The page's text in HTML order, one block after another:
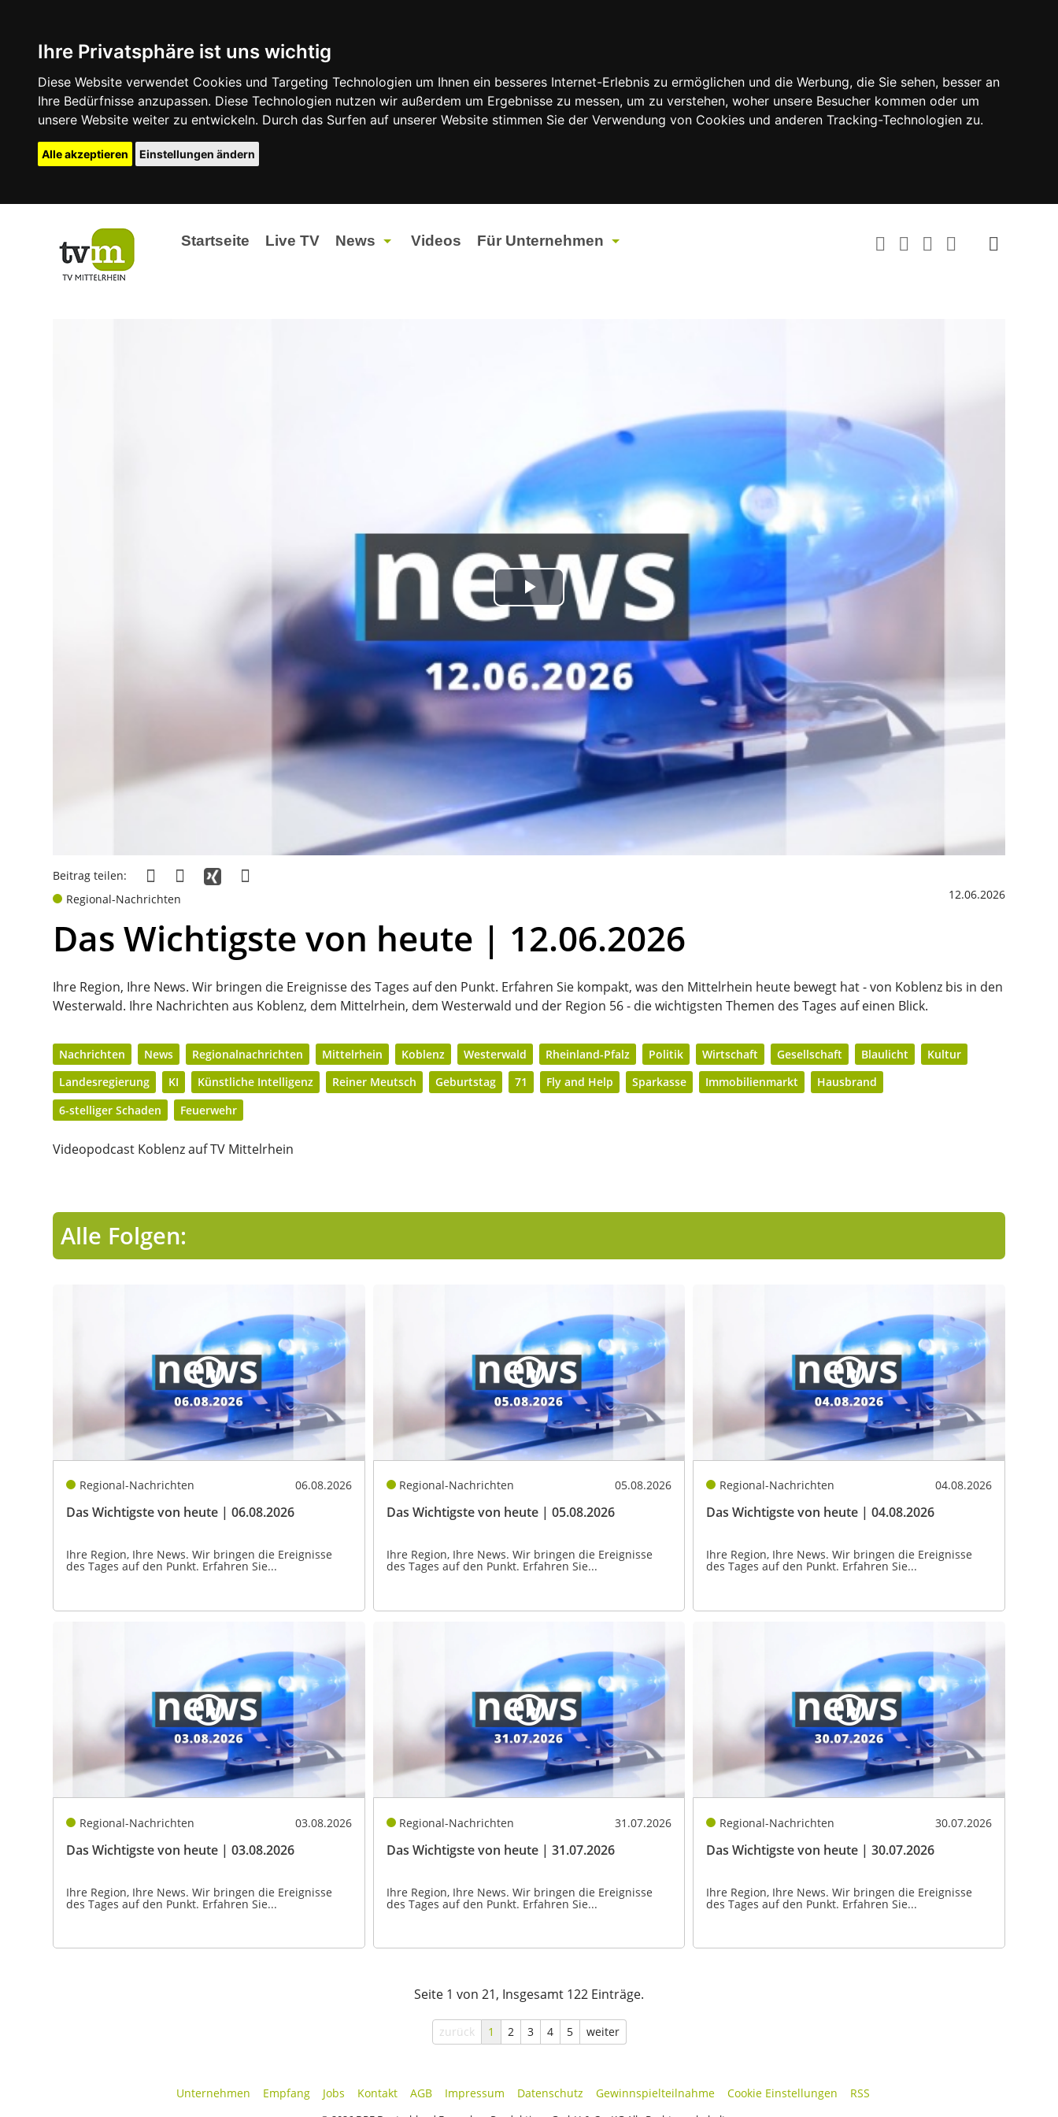
Ihre Privatsphäre ist uns wichtig
Diese Website verwendet Cookies und Targeting Technologien um Ihnen ein besseres Internet-Erlebnis zu ermöglichen und die Werbung, die Sie sehen, besser an
Ihre Bedürfnisse anzupassen. Diese Technologien nutzen wir außerdem um Ergebnisse zu messen, um zu verstehen, woher unsere Besucher kommen oder um
unsere Website weiter zu entwickeln. Durch das Surfen auf unserer Website stimmen Sie der Verwendung von Cookies und anderen Tracking-Technologien zu.
Alle akzeptieren Einstellungen ändern
Startseite Live TV News Videos Für Unternehmen
Play
Video
Beitrag teilen:
Regional-Nachrichten
12.06.2026
Das Wichtigste von heute | 12.06.2026
Ihre Region, Ihre News. Wir bringen die Ereignisse des Tages auf den Punkt. Erfahren Sie kompakt, was den Mittelrhein heute bewegt hat - von Koblenz bis in den
Westerwald. Ihre Nachrichten aus Koblenz, dem Mittelrhein, dem Westerwald und der Region 56 - die wichtigsten Themen des Tages auf einen Blick.
Nachrichten News Regionalnachrichten Mittelrhein Koblenz Westerwald Rheinland-Pfalz Politik Wirtschaft Gesellschaft Blaulicht
Kultur
Landesregierung
KI Künstliche Intelligenz Reiner Meutsch Geburtstag 71 Fly and Help Sparkasse Immobilienmarkt
Hausbrand
6-stelliger Schaden
Feuerwehr
Videopodcast Koblenz auf TV Mittelrhein
Alle Folgen:
Regional-Nachrichten 06.08.2026
Das Wichtigste von heute | 06.08.2026
Ihre Region, Ihre News. Wir bringen die Ereignisse
des Tages auf den Punkt. Erfahren Sie...
Regional-Nachrichten 05.08.2026
Das Wichtigste von heute | 05.08.2026
Ihre Region, Ihre News. Wir bringen die Ereignisse
des Tages auf den Punkt. Erfahren Sie...
Regional-Nachrichten 04.08.2026
Das Wichtigste von heute | 04.08.2026
Ihre Region, Ihre News. Wir bringen die Ereignisse
des Tages auf den Punkt. Erfahren Sie...
Regional-Nachrichten 03.08.2026
Das Wichtigste von heute | 03.08.2026
Ihre Region, Ihre News. Wir bringen die Ereignisse
des Tages auf den Punkt. Erfahren Sie...
Regional-Nachrichten 31.07.2026
Das Wichtigste von heute | 31.07.2026
Ihre Region, Ihre News. Wir bringen die Ereignisse
des Tages auf den Punkt. Erfahren Sie...
Regional-Nachrichten 30.07.2026
Das Wichtigste von heute | 30.07.2026
Ihre Region, Ihre News. Wir bringen die Ereignisse
des Tages auf den Punkt. Erfahren Sie...
Seite 1 von 21, Insgesamt 122 Einträge.
zurück 1 2 3 4 5 weiter
Unternehmen Empfang Jobs Kontakt AGB Impressum Datenschutz Gewinnspielteilnahme Cookie Einstellungen RSS